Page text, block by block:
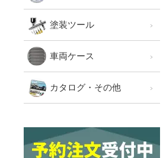
塗装ツール
車両ケース
カタログ・その他